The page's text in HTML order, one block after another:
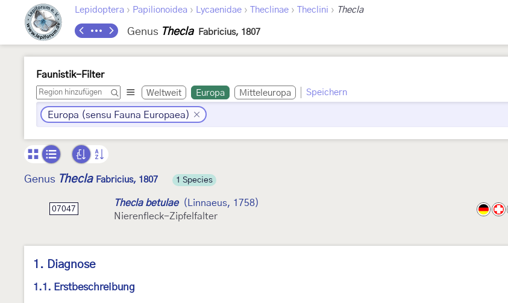
Lepidoptera › Papilionoidea › Lycaenidae › Theclinae › Theclini › Thecla
Genus Thecla Fabricius, 1807
Faunistik-Filter
Weltweit Europa Mitteleuropa Speichern
Europa (sensu Fauna Europaea)
Genus Thecla Fabricius, 1807 1 Species
07047
Thecla betulae
(Linnaeus, 1758)
Nierenfleck-Zipfelfalter
1. Diagnose
1.1. Erstbeschreibung